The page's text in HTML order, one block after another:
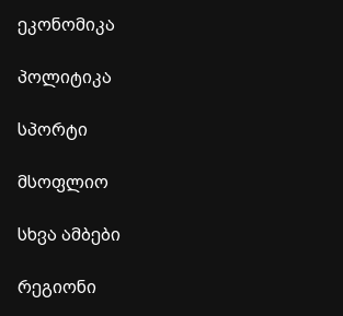
ეკონომიკა
პოლიტიკა
სპორტი
მსოფლიო
სხვა ამბები
რეგიონი